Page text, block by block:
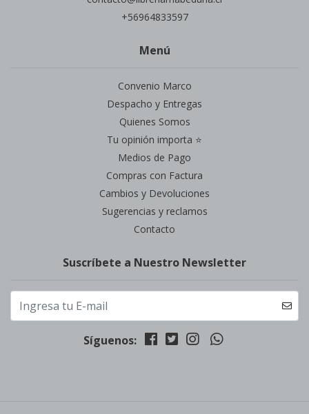
+56964833597
Menú
Convenio Marco
Despacho y Entregas
Quienes Somos
Tu opinión importa ⭐
Medios de Pago
Compras con Factura
Cambios y Devoluciones
Sugerencias y reclamos
Contacto
Suscríbete a Nuestro Newsletter
Síguenos: